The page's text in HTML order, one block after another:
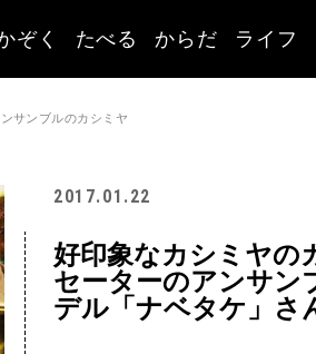
ぞく たべる からだ ライフ
サンブルのカシミヤ
2017.01.22
好印象なカシミヤの
セーターのアンサン
デル「ナベタケ」さ